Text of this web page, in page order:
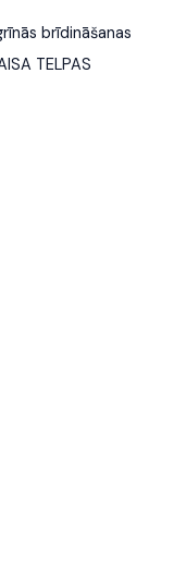
brīdināšanas
TELPAS